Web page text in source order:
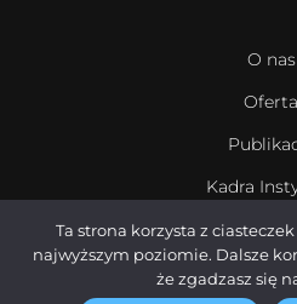
O nas
Oferta
Kadra
Ta strona korzysta z
najwyższym poziomie. Dalsze
że zgadzasz się